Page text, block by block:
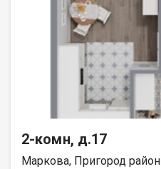
2-комн, д.17
Маркова, Пригород район